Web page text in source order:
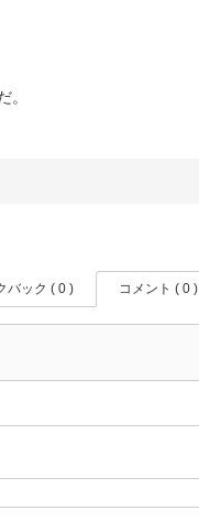
。
バック ( 0 ) コメント ( 0 )